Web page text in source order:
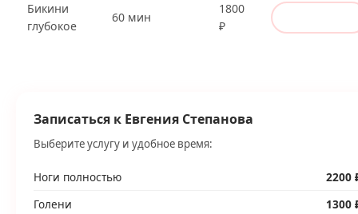
Бикини
глубокое
60 мин
1800
₽
Записаться к Евгения Степанова
Выберите услугу и удобное время:
Ноги полностью
2200
Голени
1300